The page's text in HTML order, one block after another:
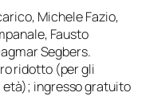
Michele Fazio,
Fausto
Segbers.
ridotto (per gli
età); ingresso gratuito